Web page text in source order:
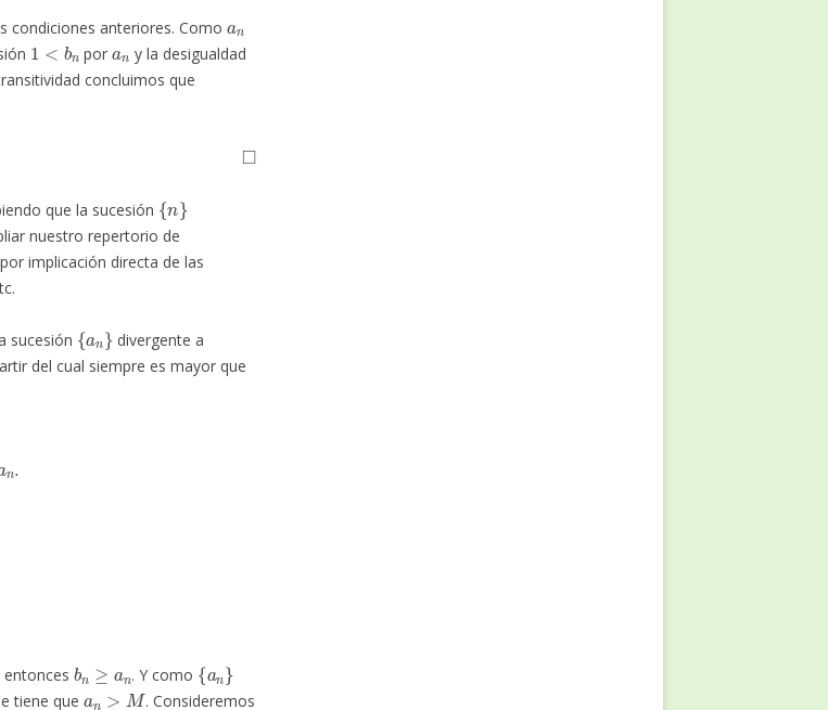
condiciones anteriores. Como
1<bn
por
an
y la desigualdad
concluimos que
◻
que la sucesión
{n }
nuestro repertorio de
implicación directa de las
sucesión
{a n}
divergente a
del cual siempre es mayor que
entonces
b
. Y como
{a n}
tiene que
a n>M
. Consideremos